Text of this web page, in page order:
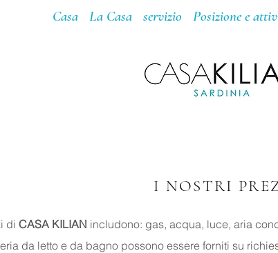
Casa La Casa servizio Posizione e
I NOSTRI
di CASA KILIAN includono: gas, acqua, luce, aria
da letto e da bagno possono essere forniti su